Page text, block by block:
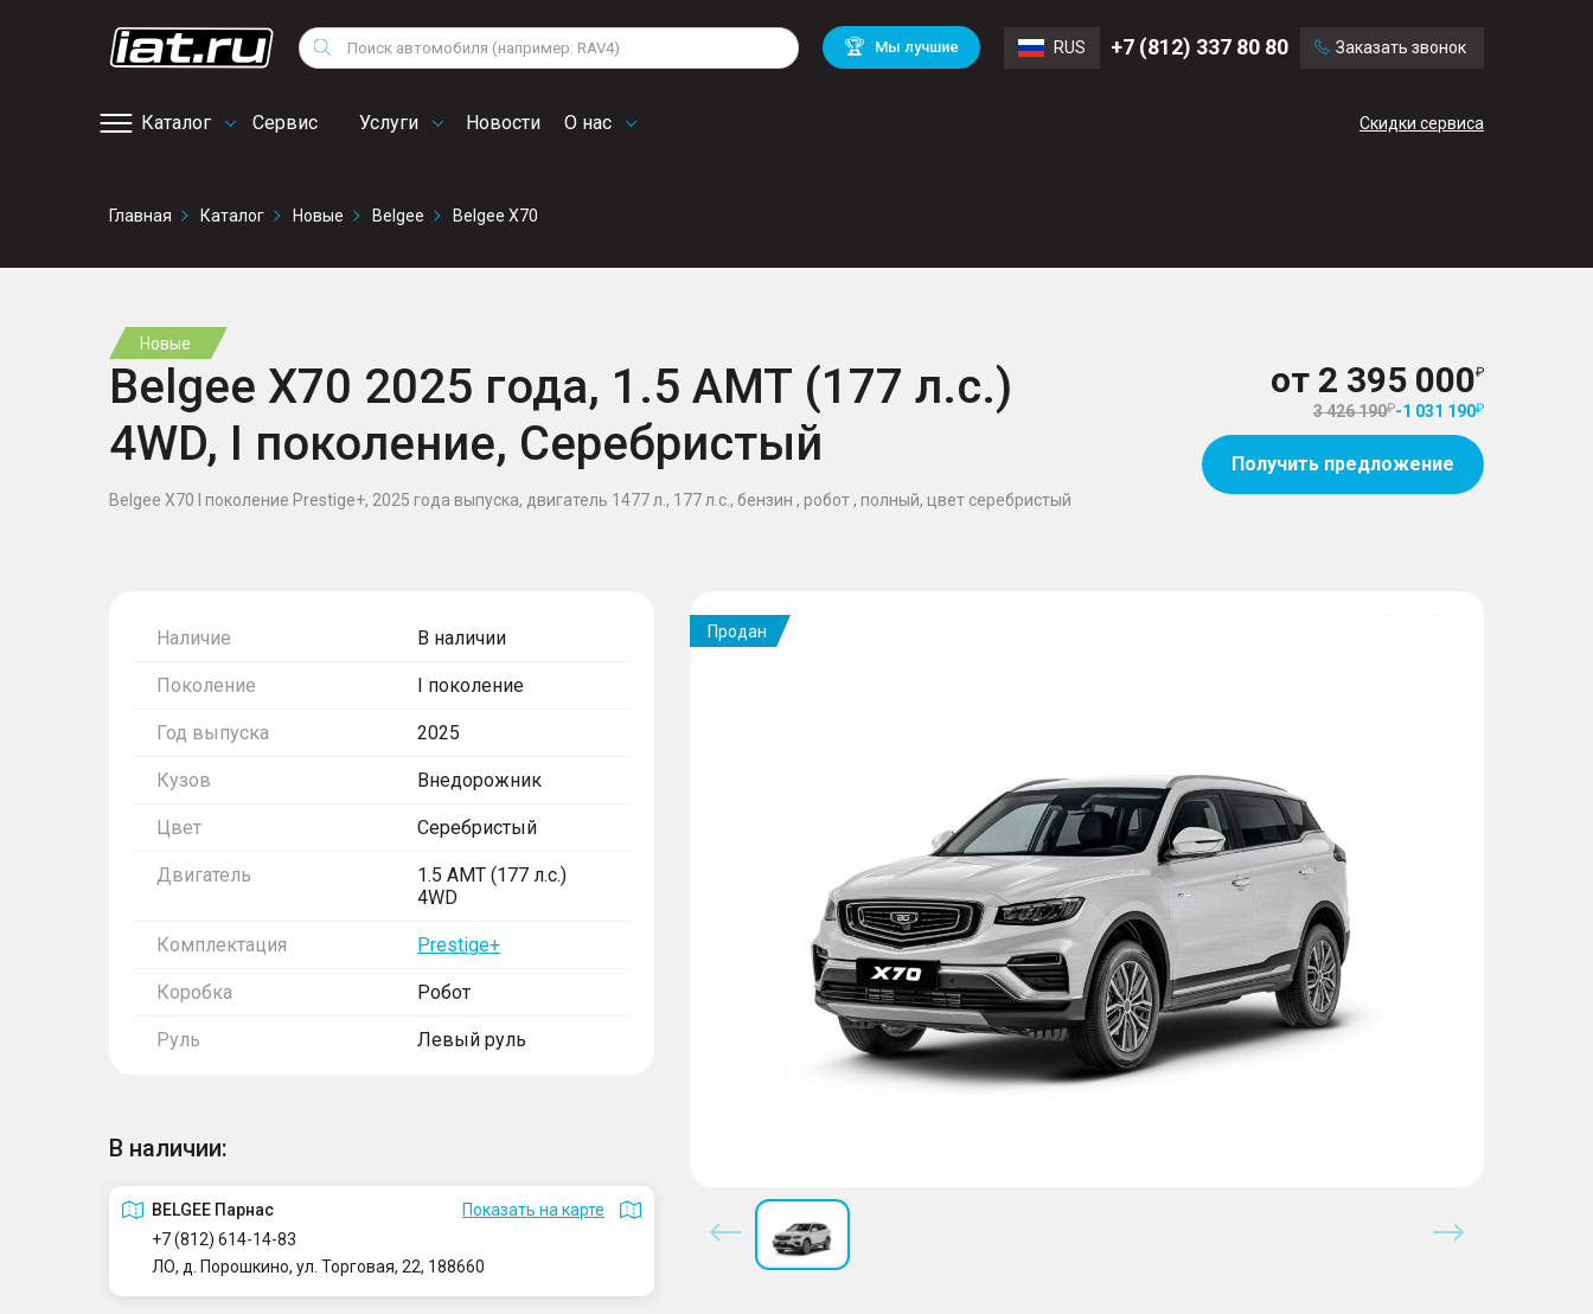
Поиск 🏆 Мы лучшие RUS +7 (812) 337 80 80 Заказать звонок
Каталог Сервис
сервис
Услуги Новости О нас Скидки сервиса
Снегоходы
Квадроциклы
Volkswagen
Mitsubishi BMW
Audi
Mercedes Benz Volvo
Главная Каталог Новые Belgee Belgee X70
Новые
Belgee X70 2025 года, 1.5 AMT (177 л.с.)
4WD, I поколение, Серебристый
Belgee X70 I поколение Prestige+, 2025 года выпуска, двигатель 1477 л., 177 л.с., бензин , робот , полный, цвет серебристый
от 2 395 000
3 426 190 -1 031 190
Получить предложение
Наличие В наличии
Поколение I поколение
Год выпуска 2025
Кузов Внедорожник
Цвет Серебристый
Двигатель
1.5 AMT (177 л.с.)
4WD
Комплектация Prestige+
Коробка Робот
Руль Левый руль
В наличии:
BELGEE Парнас
Показать на карте
+7 (812) 614-14-83
ЛО, д. Порошкино, ул. Торговая, 22, 188660
Продан